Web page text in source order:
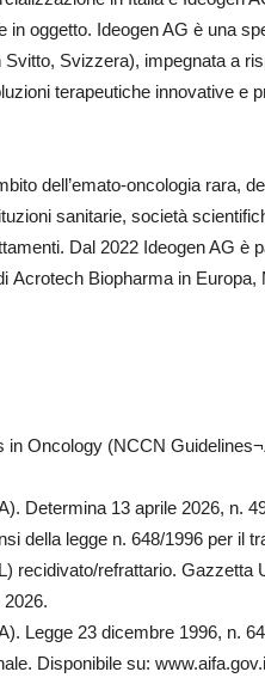
in oggetto. Ideogen AG è una
Svizzera), impegnata a
terapeutiche innovative e
dell’emato-oncologia rara,
sanitarie, società
Dal 2022 Ideogen AG è
Acrotech Biopharma in
in Oncology (NCCN
Determina 13 aprile 2026, n.
della legge n. 648/1996 per il
recidivato/refrattario. Gazzetta
Legge 23 dicembre 1996, n.
Disponibile su: